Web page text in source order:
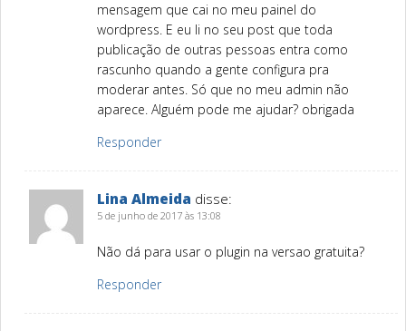
mensagem que cai no meu painel do
wordpress. E eu li no seu post que toda
publicação de outras pessoas entra como
rascunho quando a gente configura pra
moderar antes. Só que no meu admin não
aparece. Alguém pode me ajudar? obrigada
Responder
Lina Almeida disse:
5 de junho de 2017 às 13:08
Não dá para usar o plugin na versao gratuita?
Responder